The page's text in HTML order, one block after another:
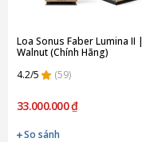
Loa Sonus Faber Lumina II |
Walnut (Chính Hãng)
4.2/5
(59)
33.000.000 ₫
So sánh